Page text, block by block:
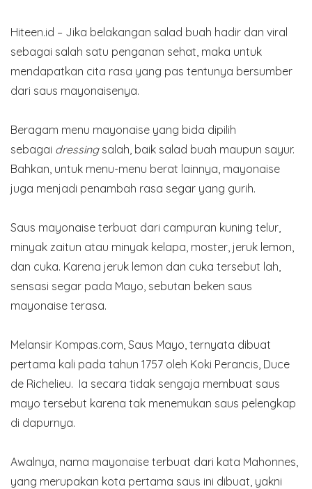
Hiteen.id – Jika belakangan salad buah hadir dan viral
sebagai salah satu penganan sehat, maka untuk
mendapatkan cita rasa yang pas tentunya bersumber
dari saus mayonaisenya.
Beragam menu mayonaise yang bida dipilih
sebagai dressingsalah, baik salad buah maupun sayur.
Bahkan, untuk menu-menu berat lainnya, mayonaise
juga menjadi penambah rasa segar yang gurih.
Saus mayonaise terbuat dari campuran kuning telur,
minyak zaitun atau minyak kelapa, moster, jeruk lemon,
dan cuka. Karena jeruk lemon dan cuka tersebut lah,
sensasi segar pada Mayo, sebutan beken saus
mayonaise terasa.
Melansir Kompas.com, Saus Mayo, ternyata dibuat
pertama kali pada tahun 1757 oleh Koki Perancis, Duce
de Richelieu. Ia secara tidak sengaja membuat saus
mayo tersebut karena tak menemukan saus pelengkap
di dapurnya.
Awalnya, nama mayonaise terbuat dari kata Mahonnes,
yang merupakan kota pertama saus ini dibuat, yakni